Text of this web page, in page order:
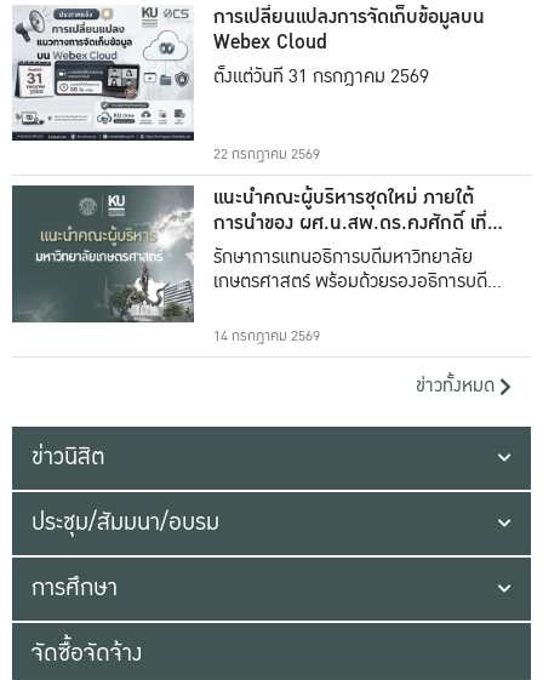
การเปลี่ยนแปลงการจัดเก็บข้อมูลบน
Webex Cloud
ตั้งแต่วันที่ 31 กรกฎาคม 2569
22 กรกฎาคม 2569
แนะนำคณะผู้บริหารชุดใหม่ ภายใต้
การนำของ ผศ.น.สพ.ดร.คงศักดิ์ เที่ยง
ธรรม
รักษาการแทนอธิการบดีมหาวิทยาลัย
เกษตรศาสตร์ พร้อมด้วยรองอธิการบดีทั้ง
14 กรกฎาคม 2569
ข่าวทั้งหมด
ข่าวนิสิต
ประชุม/สัมมนา/อบรม
การศึกษา
จัดซื้อจัดจ้าง